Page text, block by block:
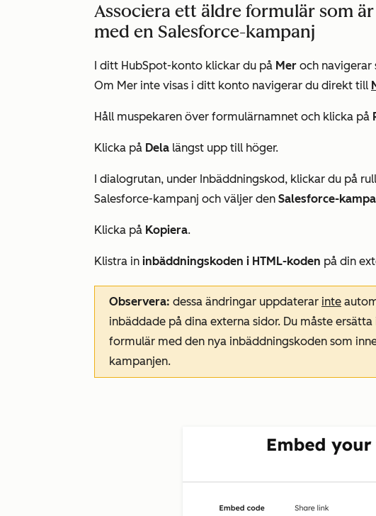
Associera ett äldre formulär som
med en Salesforce-kampanj
I ditt HubSpot-konto klickar du på Mer och navigerar
Om Mer inte visas i ditt konto navigerar du direkt till
Håll muspekaren över formulärnamnet och klicka på
Klicka på Dela längst upp till höger.
I dialogrutan, under Inbäddningskod, klickar du på
Salesforce-kampanj och väljer den Salesforce-
Klicka på Kopiera.
Klistra in inbäddningskoden i HTML-koden på din
Observera: dessa ändringar uppdaterar inte
inbäddade på dina externa sidor. Du måste
formulär med den nya inbäddningskoden som
kampanjen.